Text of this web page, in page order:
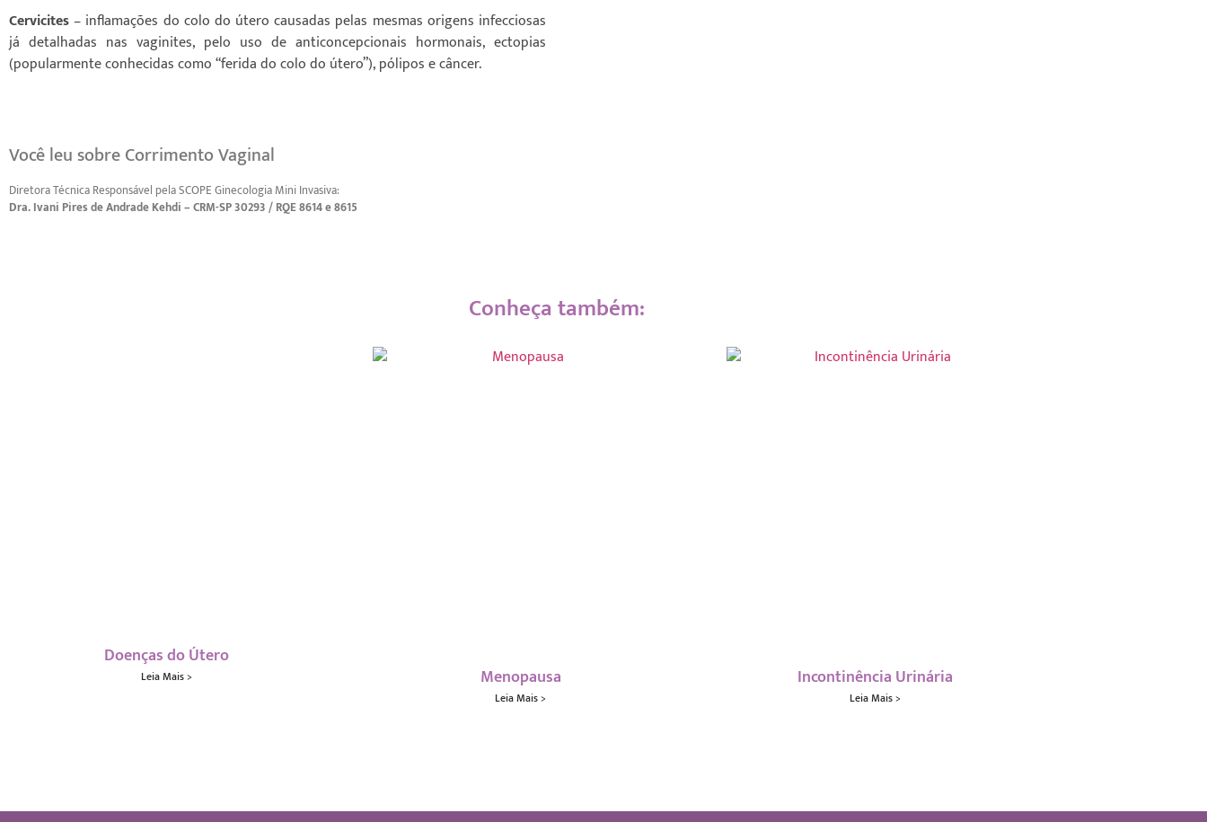
Cervicites– inflamações do colo do útero causadas pelas mesmas origens infecciosas
já detalhadas nas vaginites, pelo uso de anticoncepcionais hormonais, ectopias
(popularmente conhecidas como “ferida do colo do útero”), pólipos e câncer.
Você leu sobre Corrimento Vaginal
Diretora Técnica Responsável pela SCOPE Ginecologia Mini Invasiva:
Dra. Ivani Pires de Andrade Kehdi – CRM-SP 30293 / RQE 8614 e 8615
Conheça também:
Doenças do Útero
Leia Mais > Menopausa
Leia Mais >
Incontinência Urinária
Leia Mais >